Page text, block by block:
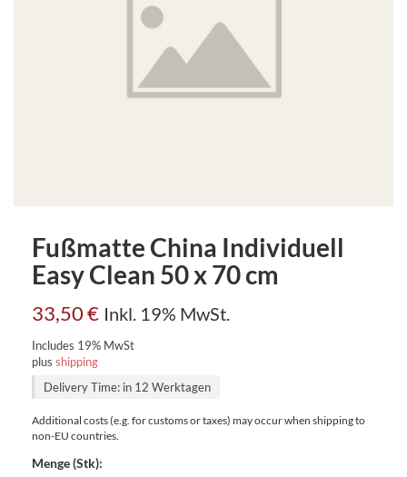
Fußmatte China Individuell
Easy Clean 50 x 70 cm
33,50€ Inkl. 19% MwSt.
Includes 19% MwSt
plus shipping
Delivery Time: in 12 Werktagen
Additional costs (e.g. for customs or taxes) may occur when shipping to
non-EU countries.
Menge (Stk):